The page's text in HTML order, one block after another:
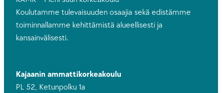
Koulutamme tulevaisuuden osaajia sekä edistämme
toiminnallamme kehittämistä alueellisesti ja
kansainvälisesti.
Kajaanin ammattikorkeakoulu
PL 52, Ketunpolku 1a